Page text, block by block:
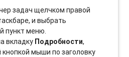
задач щелчком правой
и выбрать
пункт меню.
вкладку Подробности,
мыши по заголовку